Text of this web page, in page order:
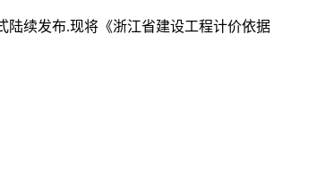
陆续发布.现将《浙江省建设工程计价依据